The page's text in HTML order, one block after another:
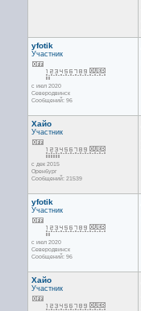
yfotik
Участник
с июл 2020
Северодвинск
Сообщений: 96
Хайо
Участник
с дек 2015
Оренбург
Сообщений: 21539
yfotik
Участник
с июл 2020
Северодвинск
Сообщений: 96
Хайо
Участник